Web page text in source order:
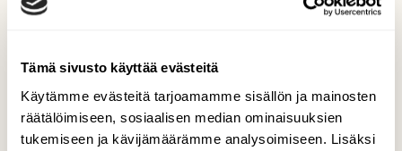
Tämä sivusto käyttää evästeitä
Käytämme evästeitä tarjoamamme sisällön ja mainosten
räätälöimiseen, sosiaalisen median ominaisuuksien
tukemiseen ja kävijämäärämme analysoimiseen. Lisäksi